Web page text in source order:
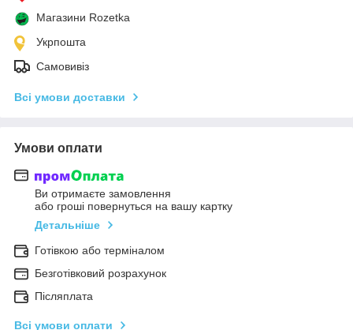
Магазини Rozetka
Укрпошта
Самовивіз
Всі умови доставки
Умови оплати
Ви отримаєте замовлення
або гроші повернуться на вашу картку
Детальніше
Готівкою або терміналом
Безготівковий розрахунок
Післяплата
Всі умови оплати